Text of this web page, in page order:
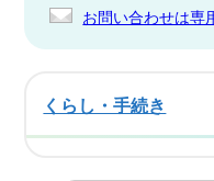
お問い合わせは専
くらし・手続き